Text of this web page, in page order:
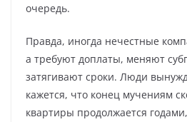
очередь.
Правда, иногда нечестные
а требуют доплаты, меняют
затягивают сроки. Люди
кажется, что конец мучениям
квартиры продолжается